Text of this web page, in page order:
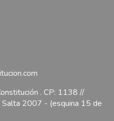
. CP: 1138 //
2007 - (esquina 15 de